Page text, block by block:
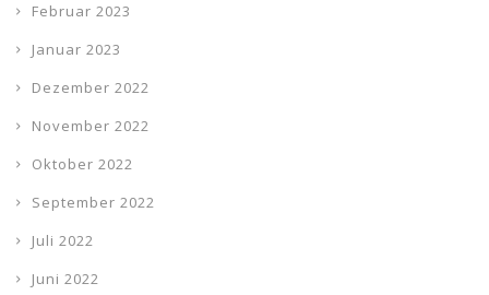
Februar 2023
Januar 2023
Dezember 2022
November 2022
Oktober 2022
September 2022
Juli 2022
Juni 2022